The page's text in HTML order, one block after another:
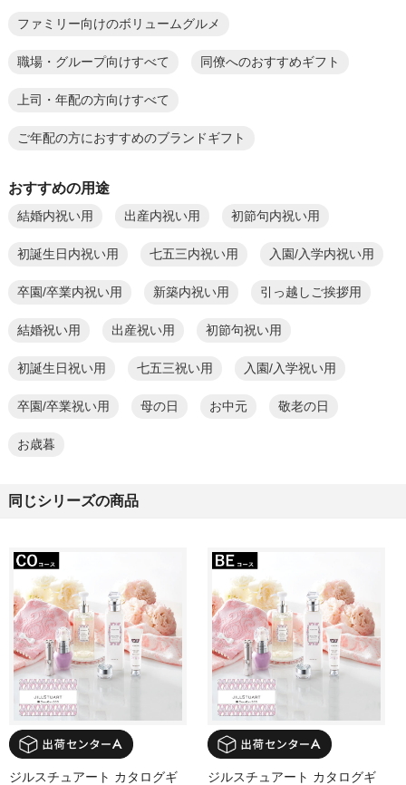
ファミリー向けのボリュームグルメ
職場・グループ向けすべて 同僚へのおすすめギフト
上司・年配の方向けすべて
ご年配の方におすすめのブランドギフト
おすすめの用途
結婚内祝い用 出産内祝い用 初節句内祝い用
初誕生日内祝い用 七五三内祝い用 入園/入学内祝い用
卒園/卒業内祝い用 新築内祝い用 引っ越しご挨拶用
結婚祝い用 出産祝い用 初節句祝い用
初誕生日祝い用 七五三祝い用 入園/入学祝い用
卒園/卒業祝い用 母の日 お中元 敬老の日
お歳暮
同じシリーズの商品
ジルスチュアート カタログギ
ジルスチュアート カタログギ